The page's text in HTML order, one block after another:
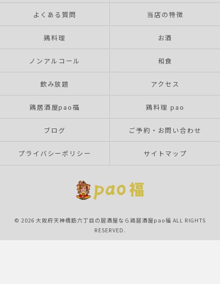
よくある質問 当店の特徴
鶏料理 お酒
ノンアルコール 和食
飲み放題 アクセス
鶏居酒屋pao福 鶏料理 pao
ブログ ご予約・お問い合わせ
プライバシーポリシー サイトマップ
© 2026 大阪府天神橋筋六丁目の居酒屋なら鶏居酒屋pao福 ALL RIGHTS
RESERVED.